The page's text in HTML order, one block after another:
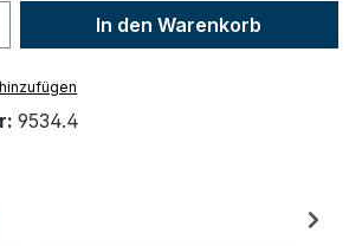
Gib den
In den Warenkorb
9534.4